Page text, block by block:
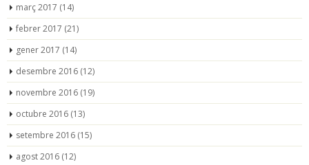
març 2017 (14)
febrer 2017 (21)
gener 2017 (14)
desembre 2016 (12)
novembre 2016 (19)
octubre 2016 (13)
setembre 2016 (15)
agost 2016 (12)